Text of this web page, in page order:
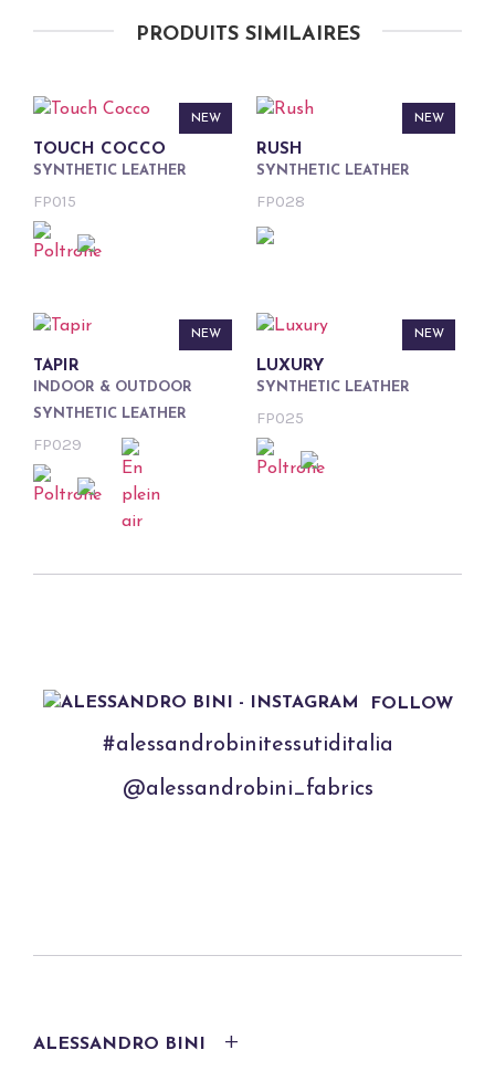
PRODUITS SIMILAIRES
NEW
TOUCH COCCO
SYNTHETIC LEATHER
FP015
NEW
RUSH
SYNTHETIC LEATHER
FP028
NEW
TAPIR
INDOOR & OUTDOOR
SYNTHETIC LEATHER
FP029
NEW
LUXURY
SYNTHETIC LEATHER
FP025
FOLLOW
#alessandrobinitessutiditalia
@alessandrobini_fabrics
ALESSANDRO BINI